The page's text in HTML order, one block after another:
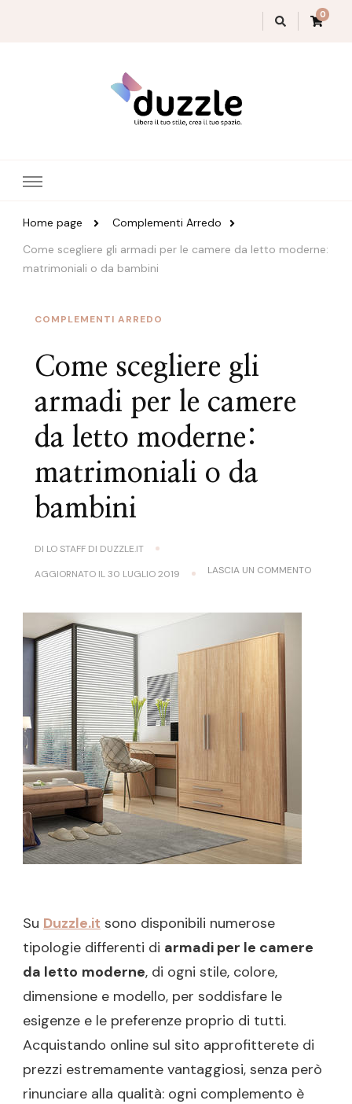
0
Home page
Complementi Arredo
Come scegliere gli armadi per le camere da letto moderne:
matrimoniali o da bambini
COMPLEMENTI ARREDO
Come scegliere gli
armadi per le camere
da letto moderne:
matrimoniali o da
bambini
DI LO STAFF DI DUZZLE.IT
AGGIORNATO IL30 LUGLIO 2019 LASCIA UN COMMENTOSU
Su Duzzle.it sono disponibili numerose
tipologie differenti di armadi per le camere
da letto moderne, di ogni stile, colore,
dimensione e modello, per soddisfare le
esigenze e le preferenze proprio di tutti.
Acquistando online sul sito approfitterete di
prezzi estremamente vantaggiosi, senza però
rinunciare alla qualità: ogni complemento è